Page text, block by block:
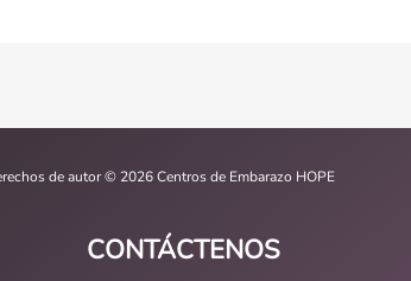
de autor © 2026 Centros de Embarazo HOPE
CONTÁCTENOS